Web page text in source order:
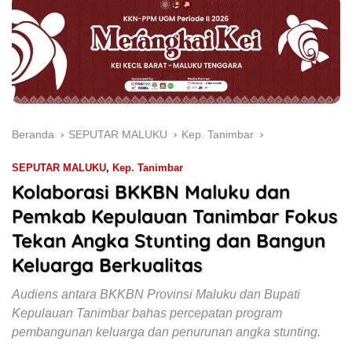
Beranda SEPUTAR MALUKU Kep. Tanimbar
SEPUTAR MALUKU, Kep. Tanimbar
Kolaborasi BKKBN Maluku dan
Pemkab Kepulauan Tanimbar Fokus
Tekan Angka Stunting dan Bangun
Keluarga Berkualitas
Audiens antara BKKBN Provinsi Maluku dan Bupati
Kepulauan Tanimbar bahas percepatan program
pembangunan keluarga dan penurunan angka stunting.